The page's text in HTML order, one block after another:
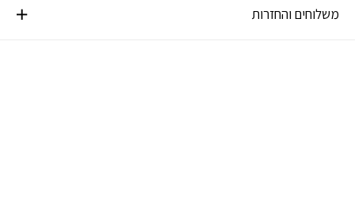
משלוחים והחזרות